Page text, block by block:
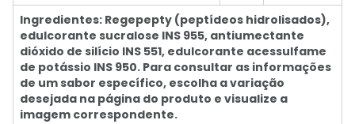
Ingredientes: Regepepty (peptídeos hidrolisados),
edulcorante sucralose INS 955, antiumectante
dióxido de silício INS 551, edulcorante acessulfame
de potássio INS 950. Para consultar as informações
de um sabor específico, escolha a variação
desejada na página do produto e visualize a
imagem correspondente.